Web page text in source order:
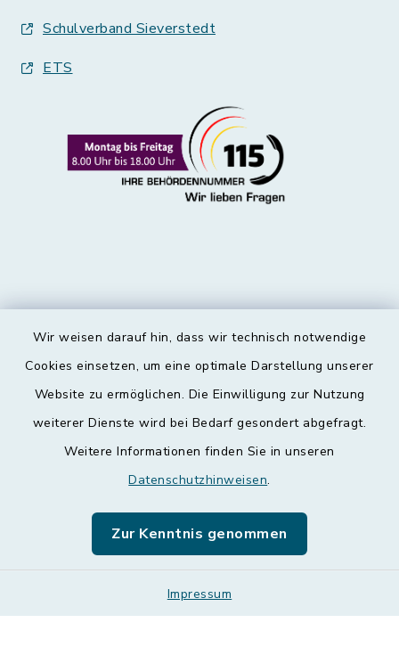
Wir weisen darauf hin, dass wir technisch notwendige
Cookies einsetzen, um eine optimale Darstellung unserer
Website zu ermöglichen. Die Einwilligung zur Nutzung
weiterer Dienste wird bei Bedarf gesondert abgefragt.
Weitere Informationen finden Sie in unseren
Datenschutzhinweisen.
Zur Kenntnis genommen
Impressum
Schulverband Sieverstedt
ETS
Kontakt
Datenschutz
Leichte Sprache
Sitemap